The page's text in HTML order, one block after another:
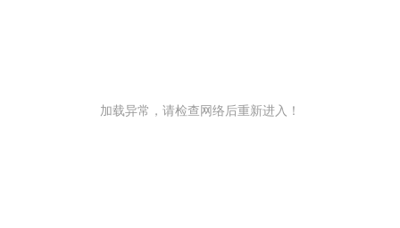
加载异常，请检查网络后重新进入！